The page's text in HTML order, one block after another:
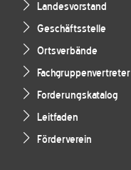
Landesvorstand
Geschäftsstelle
Ortsverbände
Fachgruppenvertreter
Forderungskatalog
Leitfaden
Förderverein